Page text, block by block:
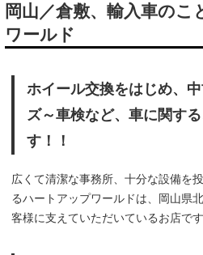
岡山／倉敷、輸入車の
ワールド
ホイール交換をはじめ、
ズ～車検など、車に関す
す！！
広くて清潔な事務所、十分な設備を
るハートアップワールドは、岡山県
客様に支えていただいているお店です